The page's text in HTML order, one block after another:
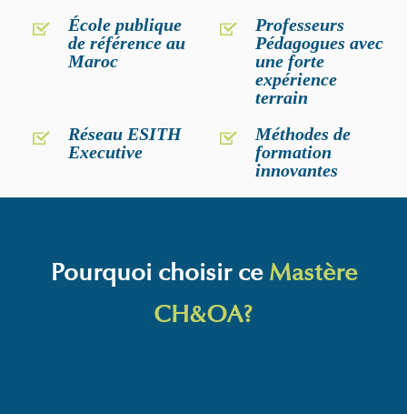
École publique
de référence au
Maroc
Professeurs
Pédagogues avec
une forte
expérience
terrain
Réseau ESITH
Executive
Méthodes de
formation
innovantes
Pourquoi choisir ce Mastère
CH&OA?